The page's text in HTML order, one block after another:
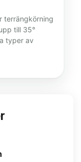
terrängkörning
till 35°
typer av